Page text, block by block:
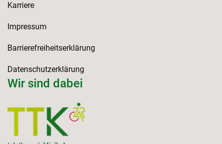
Karriere
Impressum
Barrierefreiheitserklärung
Datenschutzerklärung
Wir sind dabei